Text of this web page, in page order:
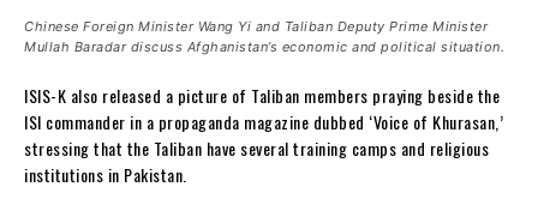
Chinese Foreign Minister Wang Yi and Taliban Deputy Prime Minister
Mullah Baradar discuss Afghanistan’s economic and political situation.
ISIS-K also released a picture of Taliban members praying beside the
ISI commander in a propaganda magazine dubbed ‘Voice of Khurasan,’
stressing that the Taliban have several training camps and religious
institutions in Pakistan.